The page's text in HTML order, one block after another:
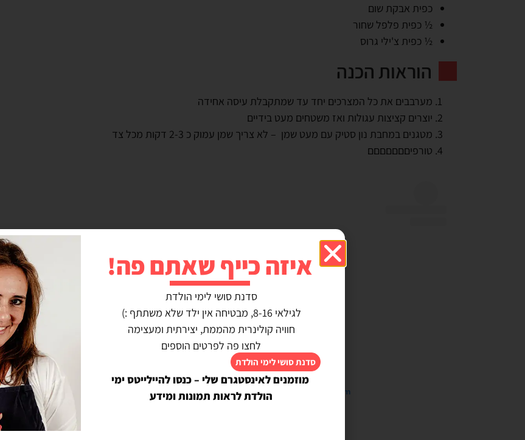
כפית אבקת שום
½ כפית פלפל שחור
½ כפית צ'ילי גרוס
הוראות הכנה
מערבבים את כל המצרכים יחד עד שמתקבלת עיסה אחידה
יוצרים קציצות עגולות ואז משטחים מעט בידיים
מטגנים במחבת נון סטיק עם מעט שמן – לא צריך שמן עמוק כ 2-3 דקות מכל צד
טורפיםםםםםםם
View this post on Instagram
איזה כייף שאתם פה!
סדנת סושי לימי הולדת
לגילאי 8-16, מבטיחה אין ילד שלא משתתף :)
חוויה קולינרית מהממת, יצירתית ומעצימה
לחצו פה לפרטים הוספים
סדנת סושי לימי הולדת
מוזמנים לאינסטגרם שלי – כנסו להיילייטס ימי
הולדת לראות תמונות ומידע